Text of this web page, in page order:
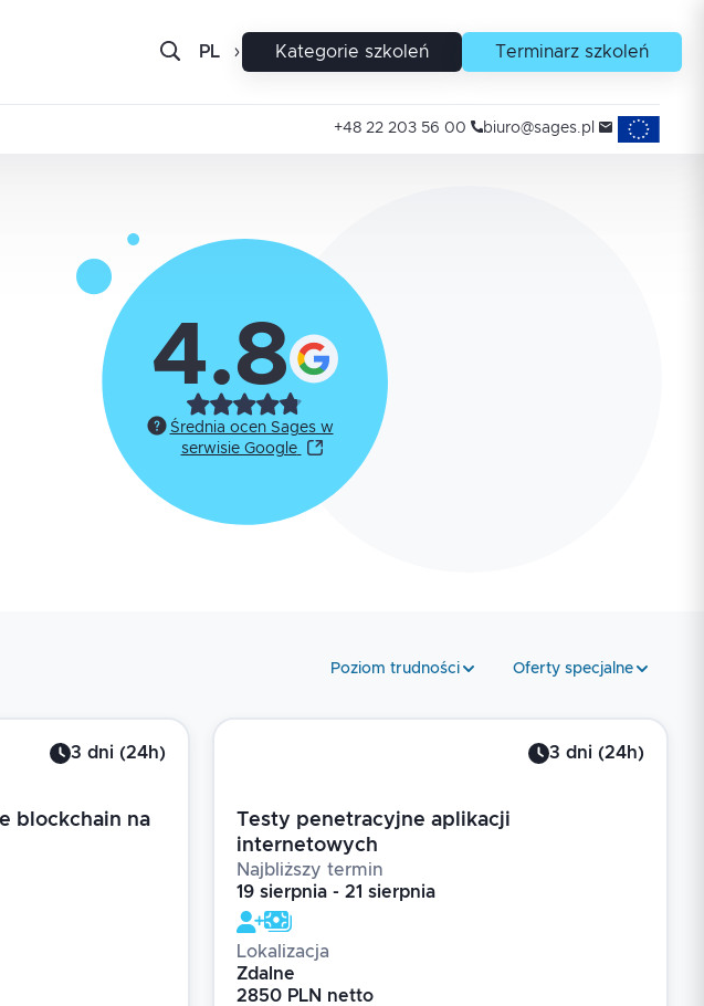
PL EN Kategorie szkoleń Terminarz szkoleń
+48 22 203 56 00 biuro@sages.pl Projekty
4.8
Średnia ocen Sages w
serwisie Google
Poziom trudności Oferty specjalne
3 dni (24h)
blockchain na
3 dni (24h)
Testy penetracyjne aplikacji
internetowych
Najbliższy termin
19 sierpnia - 21 sierpnia
Lokalizacja
Zdalne
2850 PLN netto